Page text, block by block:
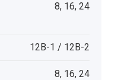
8, 16, 24
12B-1 / 12В-2
8, 16, 24